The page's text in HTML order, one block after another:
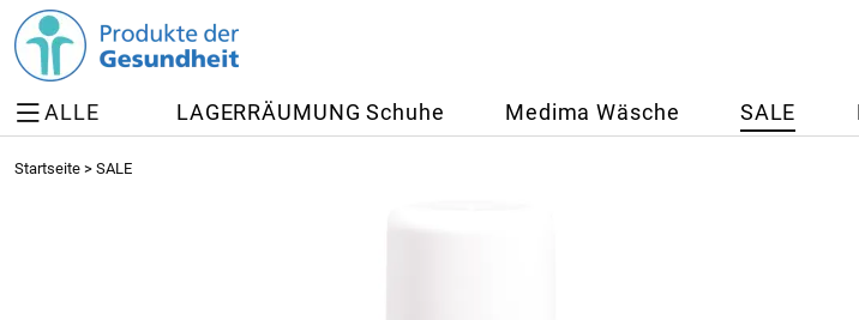
ALLE LAGERRÄUMUNG Schuhe Medima Wäsche SALE
Startseite > SALE